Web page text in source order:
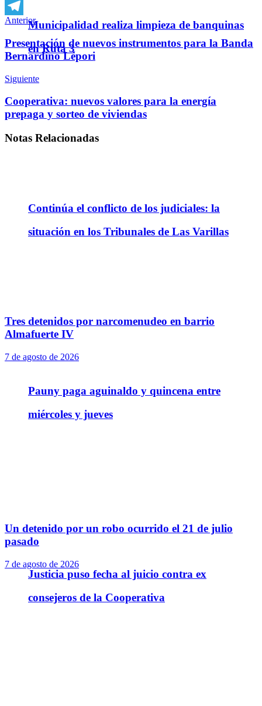
Municipalidad realiza limpieza de banquinas
en Ruta 3
Continúa el conflicto de los judiciales: la
situación en los Tribunales de Las Varillas
Pauny paga aguinaldo y quincena entre
miércoles y jueves
Justicia puso fecha al juicio contra ex
consejeros de la Cooperativa
WhatsApp
Telegram
Anterior
Presentación de nuevos instrumentos para la Banda
Bernardino Lépori
Siguiente
Cooperativa: nuevos valores para la energía
prepaga y sorteo de viviendas
Notas Relacionadas
Tres detenidos por narcomenudeo en barrio
Almafuerte IV
7 de agosto de 2026
Un detenido por un robo ocurrido el 21 de julio
pasado
7 de agosto de 2026